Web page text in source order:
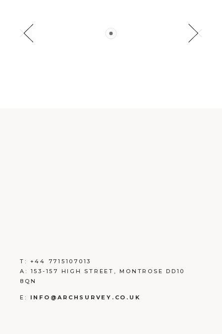
T: +44 7715107013
A: 153-157 HIGH STREET, MONTROSE DD10
8QN
E: INFO@ARCHSURVEY.CO.UK